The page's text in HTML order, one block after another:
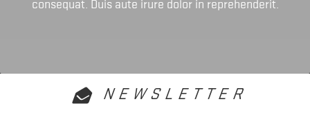
consequat. Duis aute irure dolor in reprehenderit.
NEWSLETTER